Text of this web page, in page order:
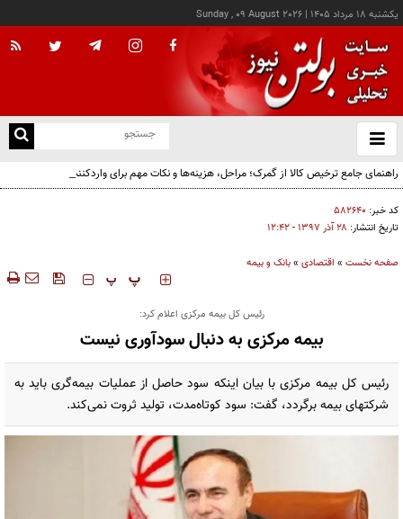
يکشنبه ۱۸ مرداد ۱۴۰۵ |
Sunday , 09 August 2026
باز
و
راهنمای جامع ترخیص کالا از گمرک؛ مراحل، هزینه‌ها و نکات مهم برای واردکنندگان
کد خبر: ۵۸۲۶۴۰
تاریخ انتشار: ۲۸ آذر ۱۳۹۷ - ۱۲:۴۲
صفحه نخست » اقتصادی »بانک و بیمه
‍‍‍ پ پ
رئیس کل بیمه مرکزی اعلام کرد:
بیمه مرکزی به دنبال سودآوری نیست
رئیس کل بیمه مرکزی با بیان اینکه سود حاصل از عملیات بیمه‌گری باید به
شرکتهای بیمه برگردد، گفت: سود کوتاه‌مدت، تولید ثروت نمی‌کند.